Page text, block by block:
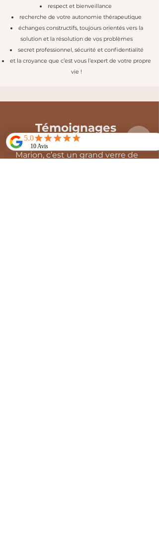
respect et bienveillance
recherche de votre autonomie thérapeutique
échanges constructifs, toujours orientés vers la
solution et la résolution de vos problèmes
secret professionnel, sécurité et confidentialité
et la croyance que c’est vous l’expert de votre propre
vie !
Témoignages
Marion, c’est un grand verre de